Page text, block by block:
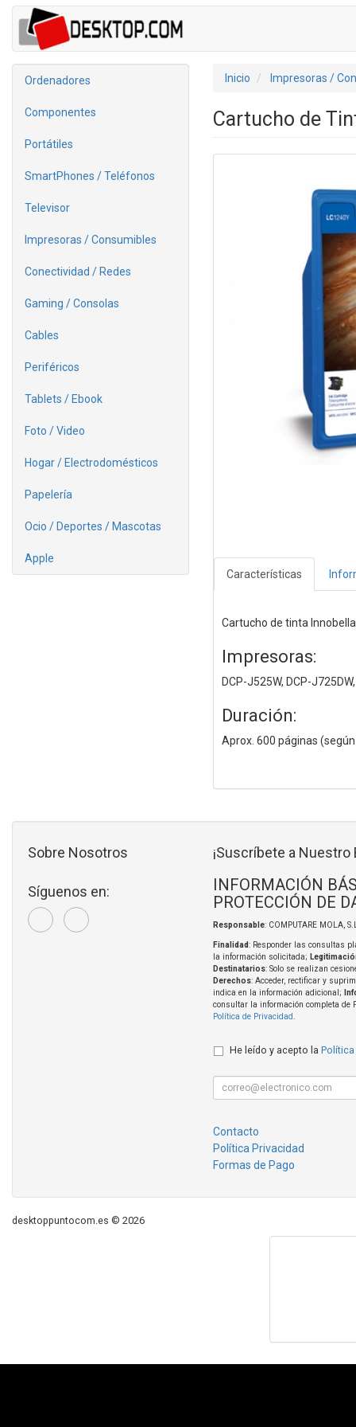
Ordenadores
Componentes
Portátiles
SmartPhones / Teléfonos
Televisor
Impresoras / Consumibles
Conectividad / Redes
Gaming / Consolas
Cables
Periféricos
Tablets / Ebook
Foto / Video
Hogar / Electrodomésticos
Papelería
Ocio / Deportes / Mascotas
Apple
Inicio Impresoras /
Cartucho de
Características
Cartucho de tinta
Impresoras:
DCP-J525W, DCP-
Duración:
Aprox. 600 páginas
Sobre Nosotros
Síguenos en:
¡Suscríbete a Nuestro
INFORMACIÓN
PROTECCIÓN DE
Responsable: COMPUTARE MOLA,
Finalidad: Responder las consultas
la información solicitada;
Destinatarios: Solo se realizan
Derechos: Acceder, rectificar y
indica en la información adicional;
consultar la información completa de
Política de Privacidad
He leído y acepto la Política
Contacto
Política Privacidad
Formas de Pago
desktoppuntocom.es © 2026